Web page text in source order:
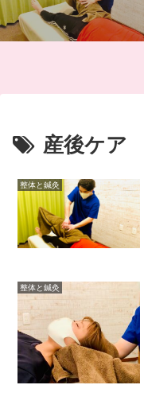
産後ケア
整体と鍼灸
整体と鍼灸